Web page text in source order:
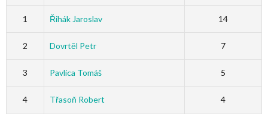
1 Řihák Jaroslav 14
2 Dovrtěl Petr 7
3 Pavlica Tomáš 5
4 Třasoň Robert 4